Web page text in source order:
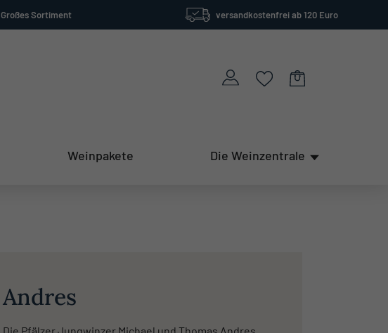
Großes Sortiment versandkostenfrei ab 120 Euro
Weinpakete Die Weinzentrale
Andres